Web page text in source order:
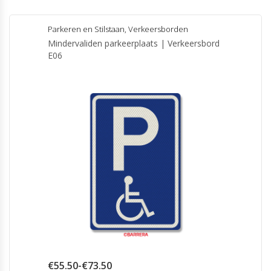
Parkeren en Stilstaan, Verkeersborden
Mindervaliden parkeerplaats | Verkeersbord
E06
€55.50-€73.50Prijsklasse: